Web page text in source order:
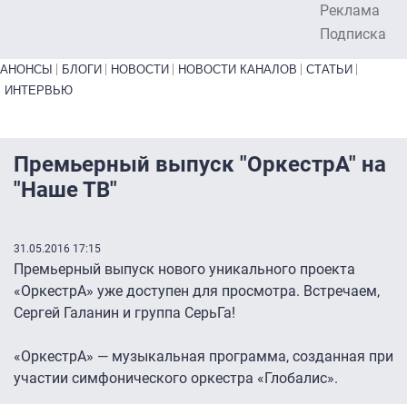
Реклама
Подписка
Primary links bottom
АНОНСЫ БЛОГИ НОВОСТИ НОВОСТИ КАНАЛОВ
СТАТЬИ
ИНТЕРВЬЮ
Премьерный выпуск "ОркестрА" на
"Наше ТВ"
31.05.2016 17:15
Премьерный выпуск нового уникального проекта
«ОркестрА» уже доступен для просмотра. Встречаем,
Сергей Галанин и группа СерьГа!
«ОркестрА» — музыкальная программа, созданная при
участии симфонического оркестра «Глобалис».